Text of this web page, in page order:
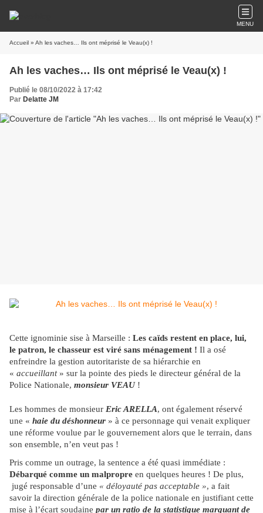
MENU
Accueil » Ah les vaches… Ils ont méprisé le Veau(x) !
Ah les vaches… Ils ont méprisé le Veau(x) !
Publié le 08/10/2022 à 17:42
Par Delatte JM
Cette ignominie sise à Marseille : Les caïds restent en place, lui,
le patron, le chasseur est viré sans ménagement ! Il a osé
enfreindre la gestion autoritariste de sa hiérarchie en
« accueillant» sur la pointe des pieds le directeur général de la
Police Nationale, monsieur VEAU!
Les hommes de monsieur Eric ARELLA, ont également réservé
une « haie du déshonneur » à ce personnage qui venait expliquer
une réforme voulue par le gouvernement alors que le terrain, dans
son ensemble, n’en veut pas !
Pris comme un outrage, la sentence a été quasi immédiate :
Débarqué comme un malpropre en quelques heures ! De plus,
jugé responsable d’une « déloyauté pas acceptable », a fait
savoir la direction générale de la police nationale en justifiant cette
mise à l’écart soudaine par un ratio de la statistique marquant de